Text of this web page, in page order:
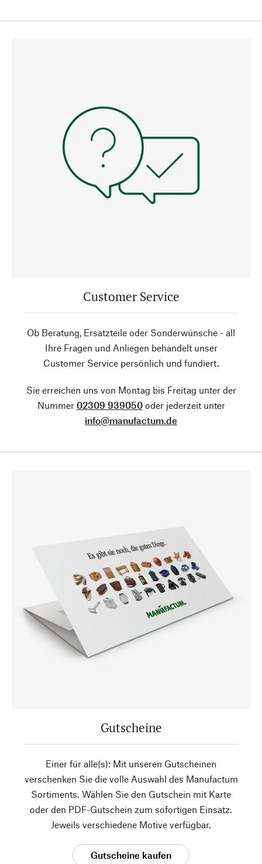
Customer Service
Ob Beratung, Ersatzteile oder Sonderwünsche - all
Ihre Fragen und Anliegen behandelt unser
Customer Service persönlich und fundiert.
Sie erreichen uns von Montag bis Freitag unter der
Nummer 02309 939050oder jederzeit unter
info@manufactum.de
Gutscheine
Einer für alle(s): Mit unseren Gutscheinen
verschenken Sie die volle Auswahl des Manufactum
Sortiments. Wählen Sie den Gutschein mit Karte
oder den PDF-Gutschein zum sofortigen Einsatz.
Jeweils verschiedene Motive verfügbar.
Gutscheine kaufen